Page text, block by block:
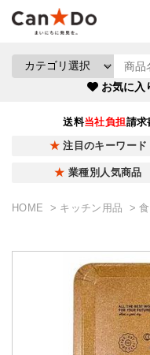
お気に入
送料当社負担請求
注目のキーワード
業種別人気商品
HOME キッチン用品